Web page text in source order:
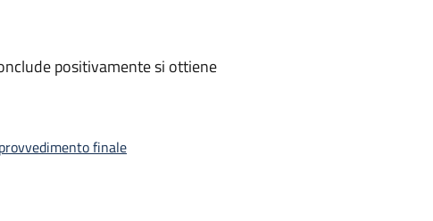
positivamente si ottiene
finale